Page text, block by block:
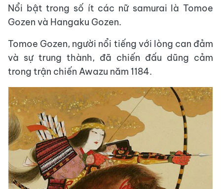
Nổi bật trong số ít các nữ samurai là Tomoe
Gozen và Hangaku Gozen.
Tomoe Gozen, người nổi tiếng với lòng can đảm
và sự trung thành, đã chiến đấu dũng cảm
trong trận chiến Awazu năm 1184.